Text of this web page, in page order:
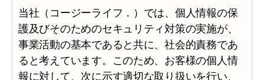
当社（コージーライフ．）では、個人情報の保
護及びそのためのセキュリティ対策の実施が、
事業活動の基本であると共に、社会的責務であ
ると考えています。このため、お客様の個人情
報に対して、次に示す適切な取り扱いを行い、